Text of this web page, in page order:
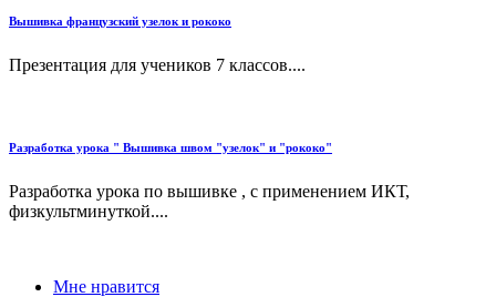
Вышивка французский узелок и рококо
Презентация для учеников 7 классов....
Разработка урока " Вышивка швом "узелок" и "рококо"
Разработка урока по вышивке , с применением ИКТ,
физкультминуткой....
Мне нравится